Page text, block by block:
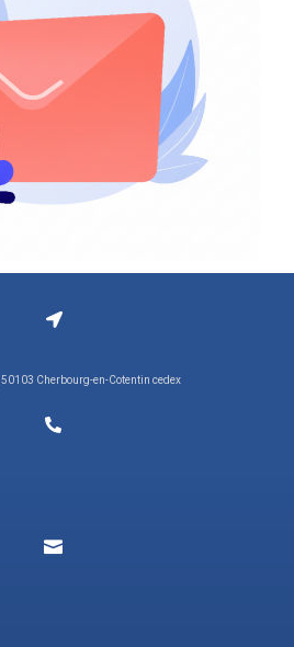
50103 Cherbourg-en-Cotentin cedex